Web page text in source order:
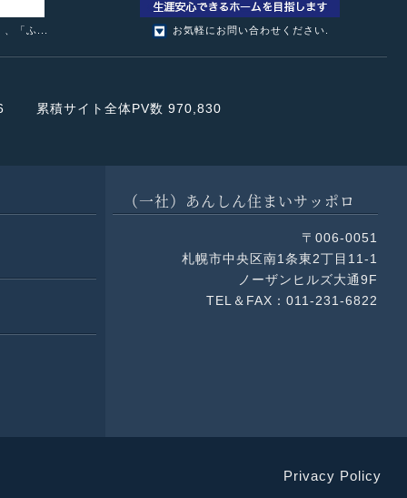
、「ふ...
あいの森南
ーチェ・
お気軽にお問い合わせください.
累積サイト全体PV数 970,830
（一社）あんしん住まいサッポロ
〒006-0051
札幌市中央区南1条東2丁目11-1
ノーザンヒルズ大通9F
TEL＆FAX：011-231-6822
Privacy Policy